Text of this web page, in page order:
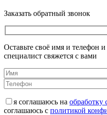
Заказать обратный звонок
Оставьте своё имя и телефон
специалист свяжется с вами
я соглашаюсь на обработку
соглашаюсь с политикой